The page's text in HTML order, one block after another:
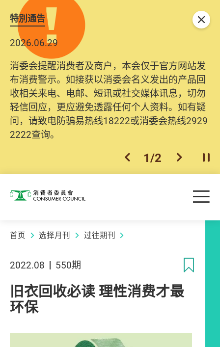
特別通告
2026.06.29
消委会提醒消费者及商户，本会仅于官方网站发
布消费警示。如接获以消委会名义发出的产品回
收相关来电、电邮、短讯或社交媒体讯息，切勿
轻信回应，更应避免透露任何个人资料。如有疑
问，请致电防骗易热线18222或消委会热线2929
2222查询。
上一个
1/2 下一个开
关闭
消费者委员会 目
首页 选择月刊 过往期刊
2022.08 550期
旧衣回收必读 理性消费才最
环保